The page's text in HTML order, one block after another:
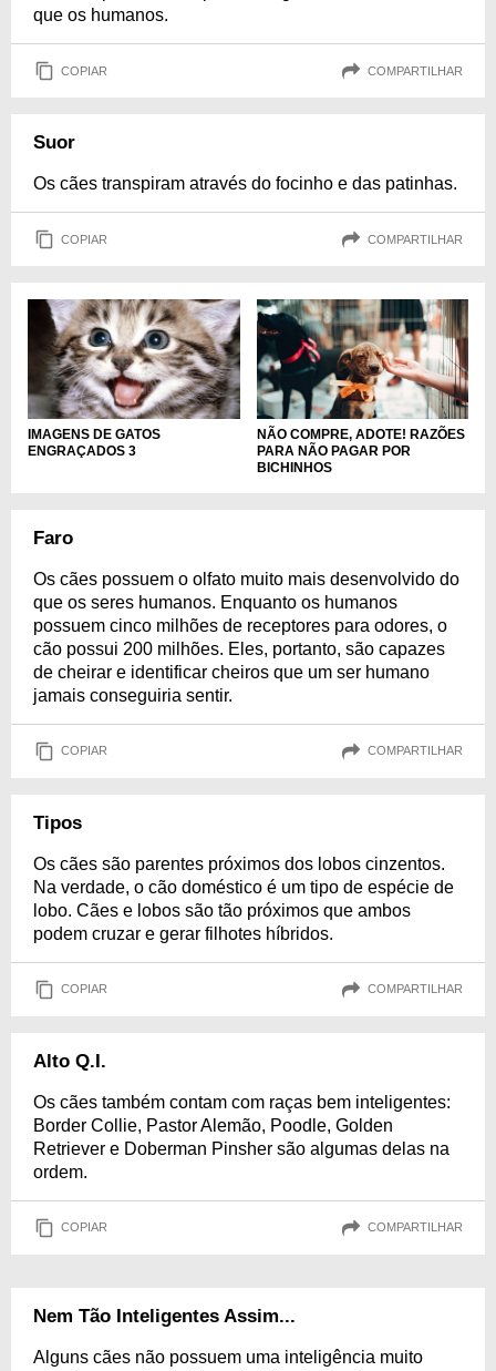
que os humanos.
COPIAR COMPARTILHAR
Suor
Os cães transpiram através do focinho e das patinhas.
COPIAR COMPARTILHAR
IMAGENS DE GATOS
ENGRAÇADOS 3
NÃO COMPRE, ADOTE! RAZÕES
PARA NÃO PAGAR POR
BICHINHOS
Faro
Os cães possuem o olfato muito mais desenvolvido do
que os seres humanos. Enquanto os humanos
possuem cinco milhões de receptores para odores, o
cão possui 200 milhões. Eles, portanto, são capazes
de cheirar e identificar cheiros que um ser humano
jamais conseguiria sentir.
COPIAR COMPARTILHAR
Tipos
Os cães são parentes próximos dos lobos cinzentos.
Na verdade, o cão doméstico é um tipo de espécie de
lobo. Cães e lobos são tão próximos que ambos
podem cruzar e gerar filhotes híbridos.
COPIAR COMPARTILHAR
Alto Q.I.
Os cães também contam com raças bem inteligentes:
Border Collie, Pastor Alemão, Poodle, Golden
Retriever e Doberman Pinsher são algumas delas na
ordem.
COPIAR COMPARTILHAR
Nem Tão Inteligentes Assim...
Alguns cães não possuem uma inteligência muito